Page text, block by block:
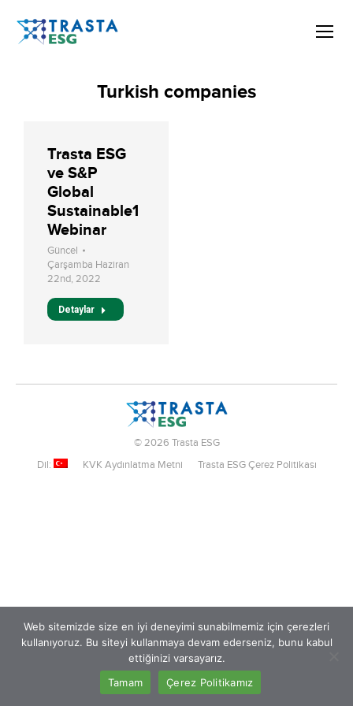
Turkish companies
Trasta ESG
ve S&P
Global
Sustainable1
Webinar
Güncel
Çarşamba Haziran
22nd, 2022
Detaylar
© 2026 Trasta ESG
Dil:
KVK Aydınlatma Metni Trasta ESG Çerez Politikası
Web sitemizde size en iyi deneyimi sunabilmemiz için çerezleri
kullanıyoruz. Bu siteyi kullanmaya devam ederseniz, bunu kabul
ettiğinizi varsayarız.
Tamam
Çerez Politikamız